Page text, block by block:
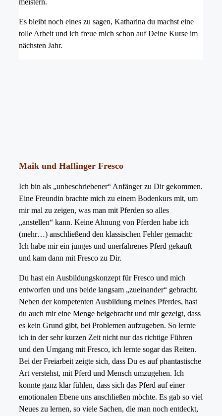
meistern.
Es bleibt noch eines zu sagen, Katharina du machst eine
tolle Arbeit und ich freue mich schon auf Deine Kurse im
nächsten Jahr.
Maik und Haflinger Fresco
Ich bin als „unbeschriebener“ Anfänger zu Dir gekommen.
Eine Freundin brachte mich zu einem Bodenkurs mit, um
mir mal zu zeigen, was man mit Pferden so alles
„anstellen“ kann. Keine Ahnung von Pferden habe ich
(mehr…) anschließend den klassischen Fehler gemacht:
Ich habe mir ein junges und unerfahrenes Pferd gekauft
und kam dann mit Fresco zu Dir.
Du hast ein Ausbildungskonzept für Fresco und mich
entworfen und uns beide langsam „zueinander“ gebracht.
Neben der kompetenten Ausbildung meines Pferdes, hast
du auch mir eine Menge beigebracht und mir gezeigt, dass
es kein Grund gibt, bei Problemen aufzugeben. So lernte
ich in der sehr kurzen Zeit nicht nur das richtige Führen
und den Umgang mit Fresco, ich lernte sogar das Reiten.
Bei der Freiarbeit zeigte sich, dass Du es auf phantastische
Art verstehst, mit Pferd und Mensch umzugehen. Ich
konnte ganz klar fühlen, dass sich das Pferd auf einer
emotionalen Ebene uns anschließen möchte. Es gab so viel
Neues zu lernen, so viele Sachen, die man noch entdeckt,